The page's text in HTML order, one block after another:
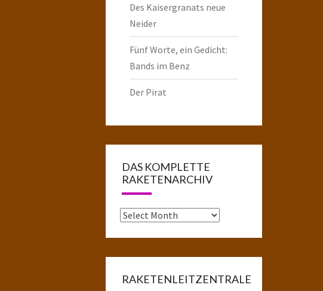
Des Kaisergranats neue
Neider
Fünf Worte, ein Gedicht:
Bands im Benz
Der Pirat
DAS KOMPLETTE
RAKETENARCHIV
Das
RAKETENLEITZENTRALE